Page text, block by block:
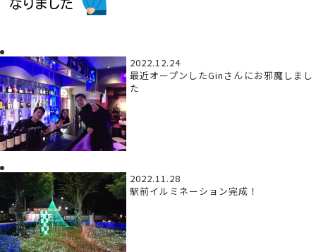
2022.12.24
最近オープンしたGinさんにお邪魔しまし
た
2022.11.28
駅前イルミネーション完成！